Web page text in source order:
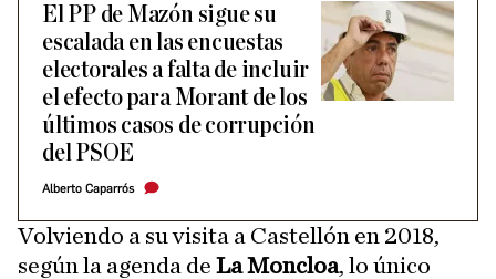
El PP de Mazón sigue su
escalada en las encuestas
electorales a falta de incluir
el efecto para Morant de los
últimos casos de corrupción
del PSOE
Alberto Caparrós
Volviendo a su visita a Castellón en 2018,
según la agenda de La Moncloa, lo único